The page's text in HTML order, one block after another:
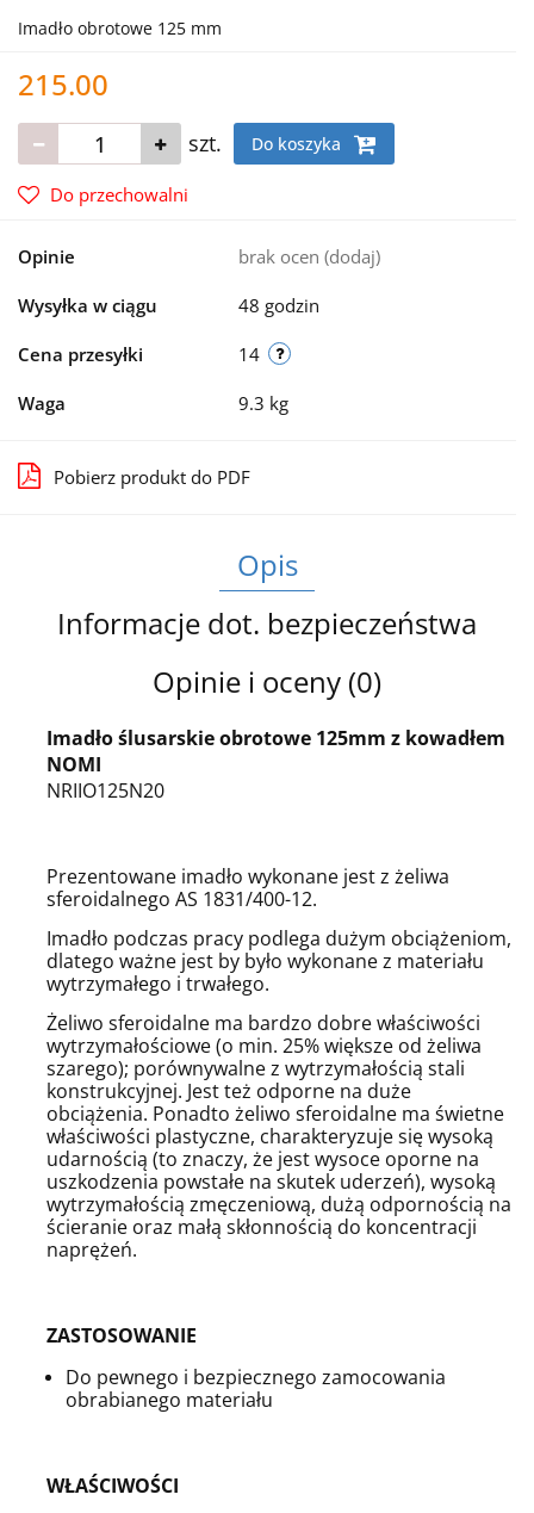
Imadło obrotowe 125 mm
215.00
szt. Do koszyka
Do przechowalni
Opinie brak ocen (dodaj)
Wysyłka w ciągu 48 godzin
Cena przesyłki 14
Waga 9.3 kg
Pobierz produkt do PDF
Opis
Informacje dot. bezpieczeństwa
Opinie i oceny (0)
Imadło ślusarskie obrotowe 125mm z kowadłem
NOMI
NRIIO125N20
Prezentowane imadło wykonane jest z żeliwa
sferoidalnego AS 1831/400-12.
Imadło podczas pracy podlega dużym obciążeniom,
dlatego ważne jest by było wykonane z materiału
wytrzymałego i trwałego.
Żeliwo sferoidalne ma bardzo dobre właściwości
wytrzymałościowe (o min. 25% większe od żeliwa
szarego); porównywalne z wytrzymałością stali
konstrukcyjnej. Jest też odporne na duże
obciążenia. Ponadto żeliwo sferoidalne ma świetne
właściwości plastyczne, charakteryzuje się wysoką
udarnością (to znaczy, że jest wysoce oporne na
uszkodzenia powstałe na skutek uderzeń), wysoką
wytrzymałością zmęczeniową, dużą odpornością na
ścieranie oraz małą skłonnością do koncentracji
naprężeń.
ZASTOSOWANIE
Do pewnego i bezpiecznego zamocowania
obrabianego materiału
WŁAŚCIWOŚCI